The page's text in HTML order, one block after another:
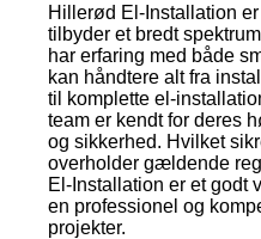
Hillerød El-Installation
tilbyder et bredt
har erfaring med både
kan håndtere alt fra
til komplette el-
team er kendt for deres
og sikkerhed. Hvilket
overholder gældende
El-Installation er et godt
en professionel og
projekter.